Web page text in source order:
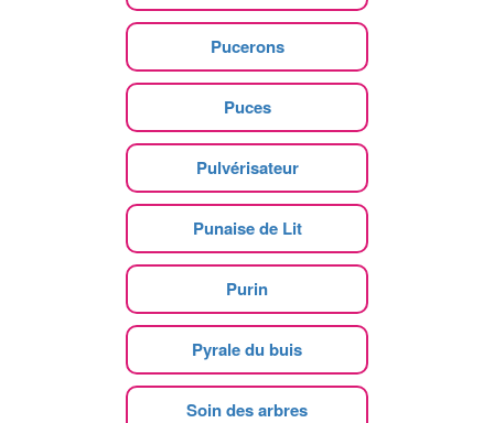
Pucerons
Puces
Pulvérisateur
Punaise de Lit
Purin
Pyrale du buis
Soin des arbres